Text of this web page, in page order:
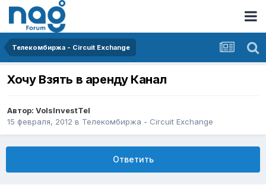
Телекомбиржа - Circuit Exchange
Хочу Взять в аренду Канал
Автор: VolsInvestTel
15 февраля, 2012 в Телекомбиржа - Circuit Exchange
Ответить